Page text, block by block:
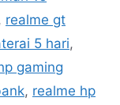
, realme gt
5 hari,
gaming
, realme hp